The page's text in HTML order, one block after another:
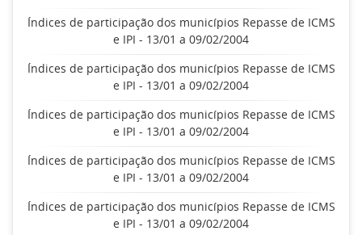
Índices de participação dos municípios Repasse de ICMS
e IPI - 13/01 a 09/02/2004
Índices de participação dos municípios Repasse de ICMS
e IPI - 13/01 a 09/02/2004
Índices de participação dos municípios Repasse de ICMS
e IPI - 13/01 a 09/02/2004
Índices de participação dos municípios Repasse de ICMS
e IPI - 13/01 a 09/02/2004
Índices de participação dos municípios Repasse de ICMS
e IPI - 13/01 a 09/02/2004